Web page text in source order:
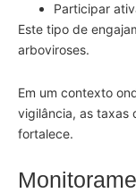
Participar
Este tipo de
arboviroses.
Em um contexto
vigilância, as taxas
fortalece.